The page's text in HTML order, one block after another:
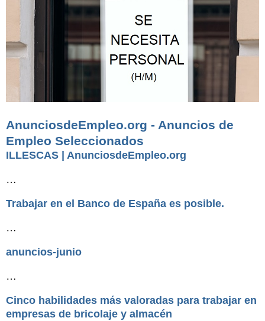
AnunciosdeEmpleo.org - Anuncios de
Empleo Seleccionados
ILLESCAS | AnunciosdeEmpleo.org
…
Trabajar en el Banco de España es posible.
…
anuncios-junio
…
Cinco habilidades más valoradas para trabajar en
empresas de bricolaje y almacén